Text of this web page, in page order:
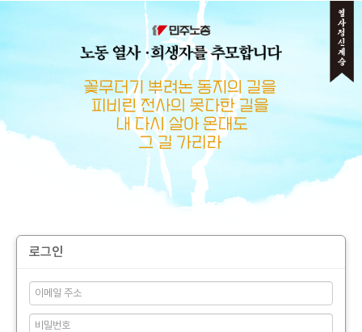
메뉴 건너뛰기
로그인